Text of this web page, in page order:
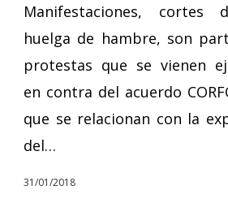
Manifestaciones, cortes
huelga de hambre, son
protestas que se vienen
en contra del acuerdo
que se relacionan con la
del…
31/01/2018